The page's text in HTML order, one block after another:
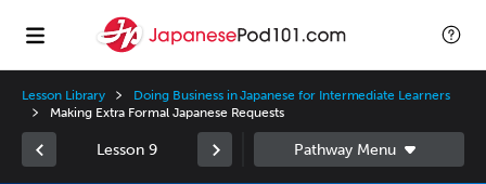
Lesson Library
Doing Business in Japanese for Intermediate Learners
Making Extra Formal Japanese Requests
Lesson 9